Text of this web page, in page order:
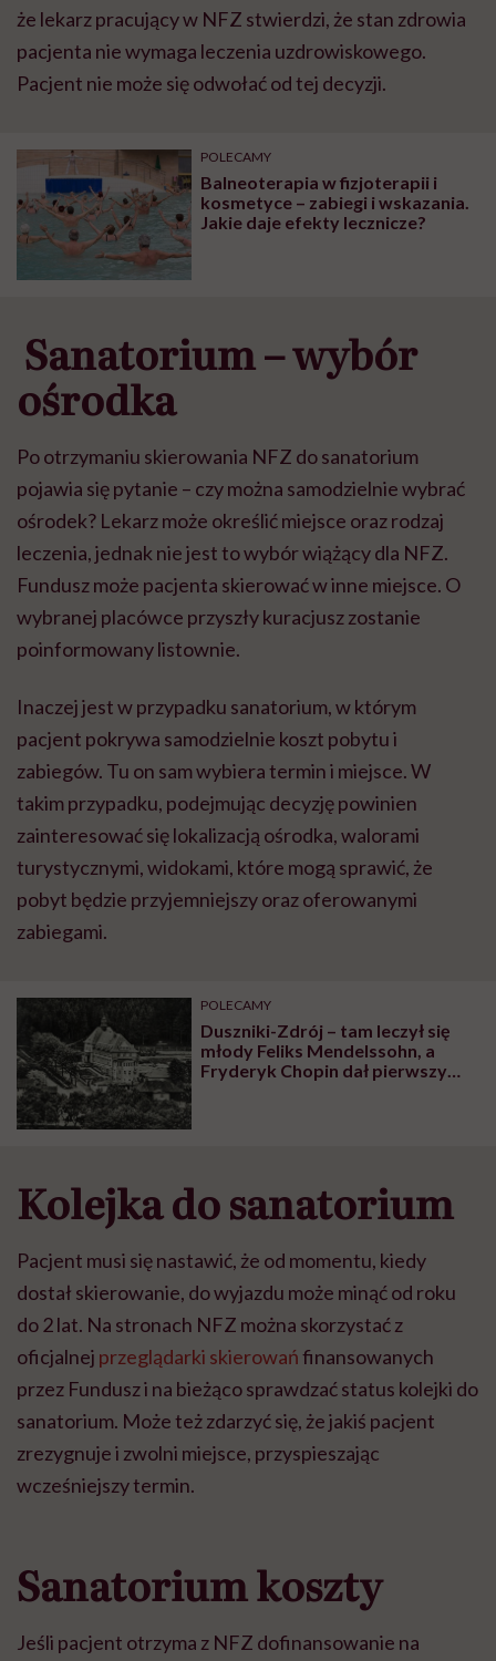
że lekarz pracujący w NFZ stwierdzi, że stan zdrowia
pacjenta nie wymaga leczenia uzdrowiskowego.
Pacjent nie może sięodwołaćod tej decyzji.
POLECAMY
Balneoterapia w fizjoterapii i
kosmetyce – zabiegi i wskazania.
Jakie daje efekty lecznicze?
Sanatorium – wybór
ośrodka
Po otrzymaniu skierowania NFZ do sanatorium
pojawia siępytanie – czy można samodzielnie wybrać
ośrodek? Lekarz może określićmiejsce oraz rodzaj
leczenia, jednak nie jest to wybór wiążący dla NFZ.
Fundusz może pacjenta skierowaćw inne miejsce. O
wybranej placówce przyszły kuracjusz zostanie
poinformowany listownie.
Inaczej jest w przypadku sanatorium, w którym
pacjent pokrywa samodzielnie koszt pobytu i
zabiegów. Tu on sam wybiera termin i miejsce. W
takim przypadku, podejmując decyzjępowinien
zainteresowaćsięlokalizacją ośrodka, walorami
turystycznymi, widokami, które mogą sprawić, że
pobyt będzie przyjemniejszy oraz oferowanymi
zabiegami.
POLECAMY
Duszniki-Zdrój – tam leczył się
młody Feliks Mendelssohn, a
Fryderyk Chopin dał pierwszy
Kolejka do sanatorium
Pacjent musi sięnastawić, że od momentu, kiedy
dostał skierowanie, do wyjazdu może minąćod roku
do 2 lat. Na stronach NFZ można skorzystać z
oficjalnej przeglądarki skierowańfinansowanych
przez Fundusz i na bieżąco sprawdzać status kolejki do
sanatorium. Może teżzdarzyćsię, że jakiś pacjent
zrezygnuje i zwolni miejsce, przyspieszając
wcześniejszy termin.
Sanatorium koszty
Jeśli pacjent otrzyma z NFZ dofinansowanie na